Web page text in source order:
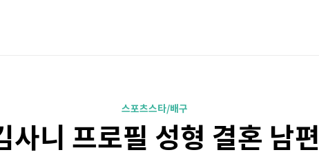
스포츠스타/배구
사니 프로필 성형 결혼 남편